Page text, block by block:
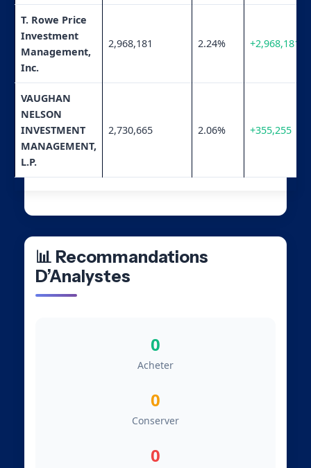
T. Rowe Price
Investment
Management,
Inc.
2,968,181 2.24% +2,968,181
VAUGHAN
NELSON
INVESTMENT
MANAGEMENT,
L.P.
2,730,665 2.06% +355,255
📊 Recommandations
D’Analystes
0
Acheter
0
Conserver
0